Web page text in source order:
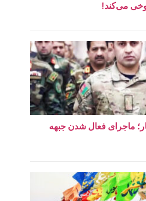
می‌کند!
ماجرای فعال شدن جبهه